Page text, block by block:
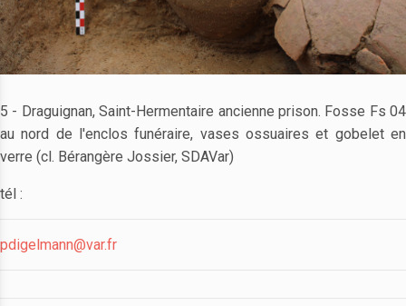
5 - Draguignan, Saint-Hermentaire ancienne prison. Fosse Fs 04
au nord de l'enclos funéraire, vases ossuaires et gobelet en
verre (cl. Bérangère Jossier, SDAVar)
tél :
pdigelmann@var.fr